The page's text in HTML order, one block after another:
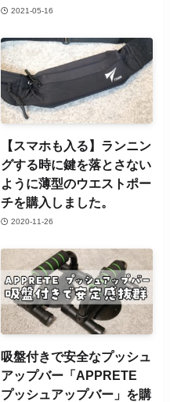
2021-05-16
【スマホも入る】ランニン
グする時に鍵を落とさない
ように薄型のウエストポー
チを購入しました。
2020-11-26
吸盤付きで安全なプッシュ
アップバー「APPRETE
プッシュアップバー」を購